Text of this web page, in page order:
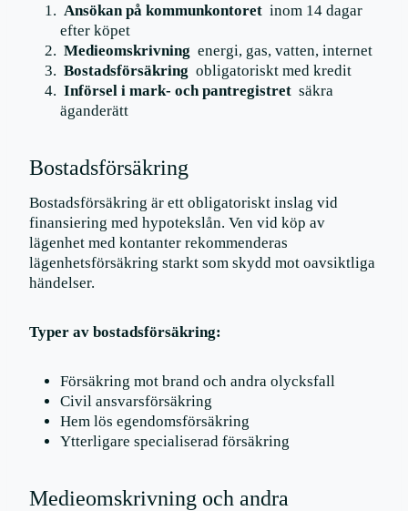
Ansökan på kommunkontoret inom 14 dagar
efter köpet
Medieomskrivning energi, gas, vatten, internet
Bostadsförsäkring obligatoriskt med kredit
Införsel i mark- och pantregistret säkra
äganderätt
Bostadsförsäkring
Bostadsförsäkring är ett obligatoriskt inslag vid
finansiering med hypotekslån. Ven vid köp av
lägenhet med kontanter rekommenderas
lägenhetsförsäkring starkt som skydd mot oavsiktliga
händelser.
Typer av bostadsförsäkring:
Försäkring mot brand och andra olycksfall
Civil ansvarsförsäkring
Hem lös egendomsförsäkring
Ytterligare specialiserad försäkring
Medieomskrivning och andra